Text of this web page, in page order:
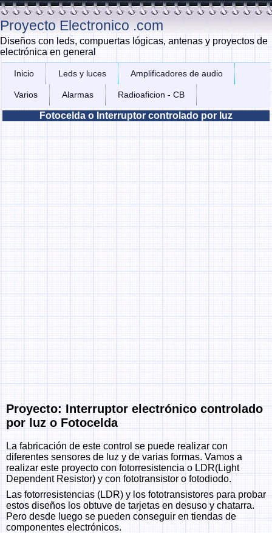
Proyecto Electronico .com
Diseños con leds, compuertas lógicas, antenas y proyectos de
electrónica en general
Inicio Leds y luces Amplificadores de audio
Varios Alarmas Radioaficion - CB
Fotocelda o Interruptor controlado por luz
Proyecto: Interruptor electrónico controlado
por luz o Fotocelda
La fabricación de este control se puede realizar con
diferentes sensores de luz y de varias formas. Vamos a
realizar este proyecto con fotorresistencia o LDR(Light
Dependent Resistor) y con fototransistor o fotodiodo.
Las fotorresistencias (LDR) y los fototransistores para probar
estos diseños los obtuve de tarjetas en desuso y chatarra.
Pero desde luego se pueden conseguir en tiendas de
componentes electrónicos.